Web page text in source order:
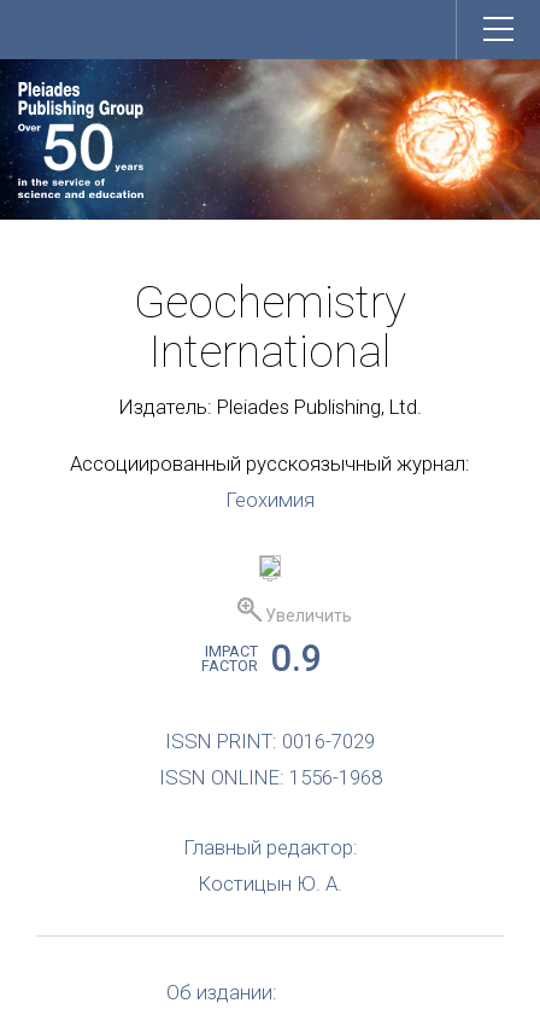
Geochemistry
International
Издатель: Pleiades Publishing, Ltd.
Ассоциированный русскоязычный журнал:
Геохимия
Увеличить
IMPACT
FACTOR
0.9
ISSN PRINT: 0016-7029
ISSN ONLINE: 1556-1968
Главный редактор:
Костицын Ю. А.
Об издании: